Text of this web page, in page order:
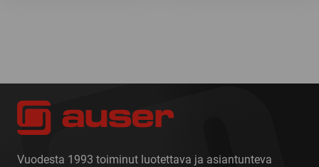
Vuodesta 1993 toiminut luotettava ja asiantunteva